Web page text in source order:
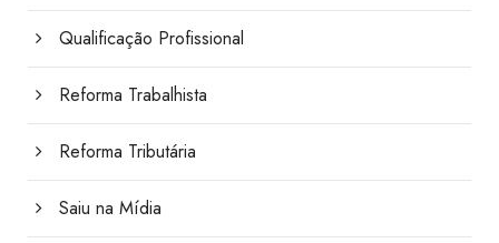
Qualificação Profissional
Reforma Trabalhista
Reforma Tributária
Saiu na Mídia